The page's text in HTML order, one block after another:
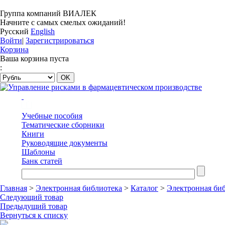
Группа компаний ВИАЛЕК
Начните с самых смелых ожиданий!
Русский English
Войти| Зарегистрироваться
Корзина
Ваша корзина пуста
:
Учебные пособия
Тематические сборники
Книги
Руководящие документы
Шаблоны
Банк статей
Главная > Электронная библиотека > Каталог > Электронная
Следующий товар
Предыдущий товар
Вернуться к списку